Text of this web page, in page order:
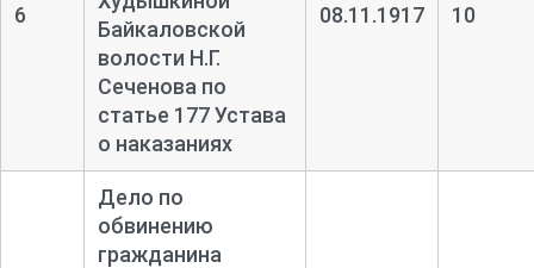
6
Байкаловской
волости Н.Г.
Сеченова по
статье 177 Устава
о наказаниях
08.11.1917 10
Дело по
обвинению
гражданина